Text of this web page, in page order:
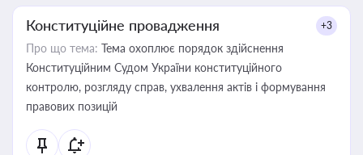
Конституційне провадження +3
Про що тема: Тема охоплює порядок здійснення
Конституційним Судом України конституційного
контролю, розгляду справ, ухвалення актів і формування
правових позицій